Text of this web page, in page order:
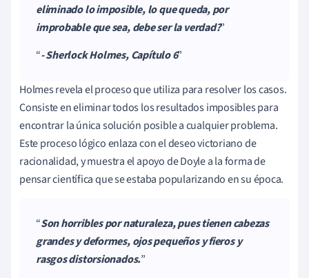
eliminado lo imposible, lo que queda, por
improbable que sea, debe ser la verdad?
- Sherlock Holmes, Capítulo 6
Holmes revela el proceso que utiliza para resolver los casos.
Consiste en eliminar todos los resultados imposibles para
encontrar la única solución posible a cualquier problema.
Este proceso lógico enlaza con el deseo victoriano de
racionalidad, y muestra el apoyo de Doyle a la forma de
pensar científica que se estaba popularizando en su época.
Son horribles por naturaleza, pues tienen cabezas
grandes y deformes, ojos pequeños y fieros y
rasgos distorsionados.